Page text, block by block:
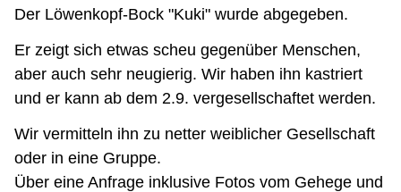
Der Löwenkopf-Bock "Kuki" wurde abgegeben.
Er zeigt sich etwas scheu gegenüber Menschen,
aber auch sehr neugierig. Wir haben ihn kastriert
und er kann ab dem 2.9. vergesellschaftet werden.
Wir vermitteln ihn zu netter weiblicher Gesellschaft
oder in eine Gruppe.
Über eine Anfrage inklusive Fotos vom Gehege und